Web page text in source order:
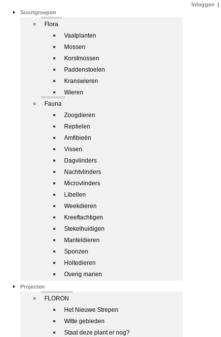
Soortgroepen
Flora
Vaatplanten
Mossen
Korstmossen
Paddenstoelen
Kranswieren
Wieren
Fauna
Zoogdieren
Reptielen
Amfibieën
Vissen
Dagvlinders
Nachtvlinders
Microvlinders
Libellen
Weekdieren
Kreeftachtigen
Stekelhuidigen
Manteldieren
Sponzen
Holtedieren
Overig marien
Projecten
FLORON
Het Nieuwe Strepen
Witte gebieden
Staat deze plant er nog?
Inloggen |